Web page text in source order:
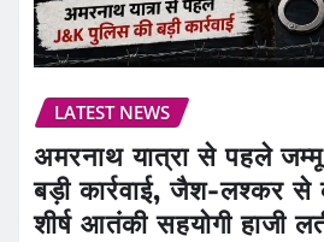
LATEST NEWS
अमरनाथ यात्रा से पहले
बड़ी कार्रवाई, जैश-लश्कर
शीर्ष आतंकी सहयोगी हाजी